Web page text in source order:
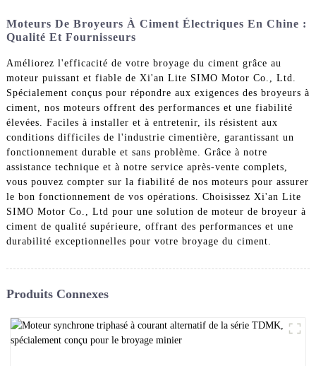
Moteurs De Broyeurs À Ciment Électriques En Chine :
Qualité Et Fournisseurs
Améliorez l'efficacité de votre broyage du ciment grâce au
moteur puissant et fiable de Xi'an Lite SIMO Motor Co., Ltd.
Spécialement conçus pour répondre aux exigences des broyeurs à
ciment, nos moteurs offrent des performances et une fiabilité
élevées. Faciles à installer et à entretenir, ils résistent aux
conditions difficiles de l'industrie cimentière, garantissant un
fonctionnement durable et sans problème. Grâce à notre
assistance technique et à notre service après-vente complets,
vous pouvez compter sur la fiabilité de nos moteurs pour assurer
le bon fonctionnement de vos opérations. Choisissez Xi'an Lite
SIMO Motor Co., Ltd pour une solution de moteur de broyeur à
ciment de qualité supérieure, offrant des performances et une
durabilité exceptionnelles pour votre broyage du ciment.
Produits Connexes